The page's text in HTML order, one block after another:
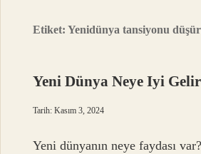
Etiket:Yenidünya tansiyonu
Yeni Dünya Neye Iyi Gelir
Tarih: Kasım 3, 2024
Yeni dünyanın neye faydası